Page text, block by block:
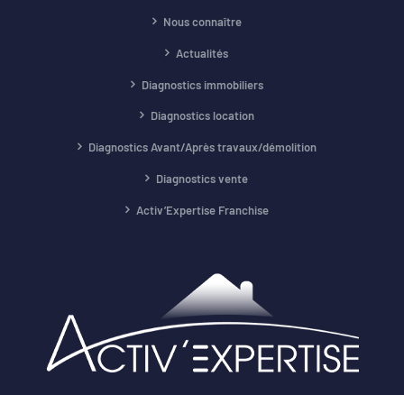
Nous connaître
Actualités
Diagnostics immobiliers
Diagnostics location
Diagnostics Avant/Après travaux/démolition
Diagnostics vente
Activ’Expertise Franchise